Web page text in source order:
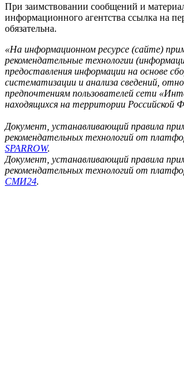
При заимствовании сообщений и
информационного агентства ссылка на
обязательна.
«На информационном ресурсе (сайте)
рекомендательные технологии
предоставления информации на основе
систематизации и анализа сведений,
предпочтениям пользователей сети
находящихся на территории Российской
Документ, устанавливающий правила
рекомендательных технологий от
SPARROW.
Документ, устанавливающий правила
рекомендательных технологий от
СМИ24.